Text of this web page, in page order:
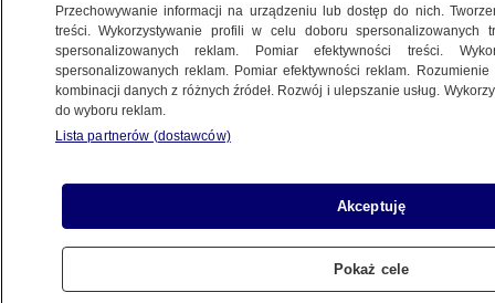
17.07.2023, 09:39
Udostępnij
Sporą część Stanów Zjednoczonych objął
zginęło kilka osób. Trwają poszukiwania dwójki
zaginionych dzieci.
Przechowywanie informacji na urządzeniu lub dostęp do nich.
treści. Wykorzystywanie profili w celu doboru spersonalizowanych
spersonalizowanych reklam. Pomiar efektywności treści.
spersonalizowanych reklam. Pomiar efektywności reklam.
kombinacji danych z różnych źródeł. Rozwój i ulepszanie usług.
do wyboru reklam.
Lista partnerów (dostawców)
Akceptuję
Pokaż cele